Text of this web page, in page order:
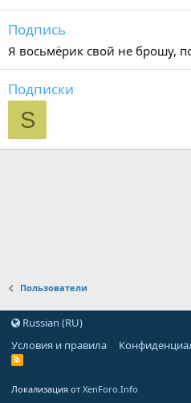
Подпись
Я восьмёрик свой не брошу,
Подписки
S
Пользователи
Russian (RU)
Условия и правила
Локализация от XenForo.Info